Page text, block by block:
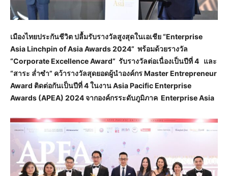
เมืองไทยประกันชีวิต ปลื้มรับรางวัลสูงสุดในเอเชีย “Enterprise
Asia Linchpin of Asia Awards 2024” พร้อมด้วยรางวัล
“Corporate Excellence Award” รับรางวัลต่อเนื่องเป็นปีที่ 4 และ
“สาระ ล่ำซำ” คว้ารางวัลสุดยอดผู้นำองค์กร Master Entrepreneur
Award ติดต่อกันเป็นปีที่ 4 ในงาน Asia Pacific Enterprise
Awards (APEA) 2024 จากองค์กรระดับภูมิภาค Enterprise Asia